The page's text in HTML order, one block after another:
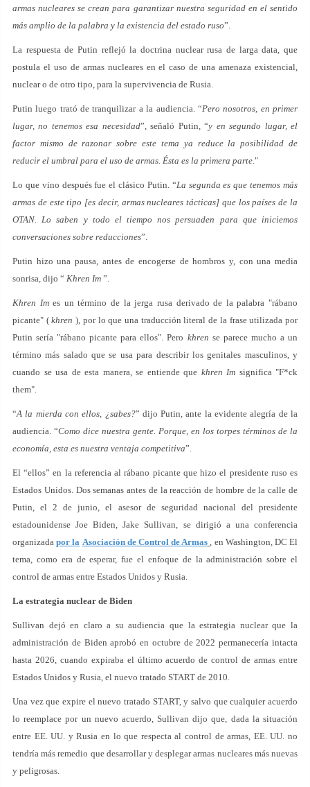
armas nucleares se crean para garantizar nuestra seguridad en el sentido
más amplio de la palabra y la existencia del estado ruso”.
La respuesta de Putin reflejó la doctrina nuclear rusa de larga data, que
postula el uso de armas nucleares en el caso de una amenaza existencial,
nuclear o de otro tipo, para la supervivencia de Rusia.
Putin luego trató de tranquilizar a la audiencia. “Pero nosotros, en primer
lugar, no tenemos esa necesidad”, señaló Putin, “y en segundo lugar, el
factor mismo de razonar sobre este tema ya reduce la posibilidad de
reducir el umbral para el uso de armas. Ésta es la primera parte."
Lo que vino después fue el clásico Putin. “La segunda es que tenemos más
armas de este tipo [es decir, armas nucleares tácticas] que los países de la
OTAN. Lo saben y todo el tiempo nos persuaden para que iniciemos
conversaciones sobre reducciones”.
Putin hizo una pausa, antes de encogerse de hombros y, con una media
sonrisa, dijo “ Khren Im ”.
Khren Imes un término de la jerga rusa derivado de la palabra "rábano
picante" (khren ), por lo que una traducción literal de la frase utilizada por
Putin sería "rábano picante para ellos". Pero khren se parece mucho a un
término más salado que se usa para describir los genitales masculinos, y
cuando se usa de esta manera, se entiende que khren Im significa "F*ck
them".
“A la mierda con ellos, ¿sabes?” dijo Putin, ante la evidente alegría de la
audiencia. “Como dice nuestra gente. Porque, en los torpes términos de la
economía, esta es nuestra ventaja competitiva”.
El “ellos” en la referencia al rábano picante que hizo el presidente ruso es
Estados Unidos. Dos semanas antes de la reacción de hombre de la calle de
Putin, el 2 de junio, el asesor de seguridad nacional del presidente
estadounidense Joe Biden, Jake Sullivan, se dirigió a una conferencia
organizadapor la Asociación de Control de Armas , en Washington, DC El
tema, como era de esperar, fue el enfoque de la administración sobre el
control de armas entre Estados Unidos y Rusia.
La estrategia nuclear de Biden
Sullivan dejó en claro a su audiencia que la estrategia nuclear que la
administración de Biden aprobó en octubre de 2022 permanecería intacta
hasta 2026, cuando expiraba el último acuerdo de control de armas entre
Estados Unidos y Rusia, el nuevo tratado START de 2010.
Una vez que expire el nuevo tratado START, y salvo que cualquier acuerdo
lo reemplace por un nuevo acuerdo, Sullivan dijo que, dada la situación
entre EE. UU. y Rusia en lo que respecta al control de armas, EE. UU. no
tendría más remedio que desarrollar y desplegar armas nucleares más nuevas
y peligrosas.